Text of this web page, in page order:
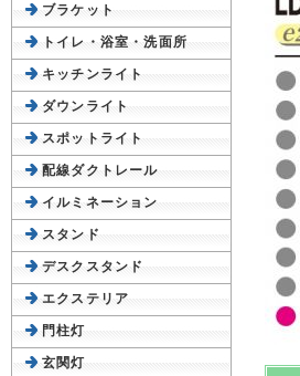
ブラケット
トイレ・浴室・洗面所
キッチンライト
ダウンライト
スポットライト
配線ダクトレール
イルミネーション
スタンド
デスクスタンド
エクステリア
門柱灯
玄関灯